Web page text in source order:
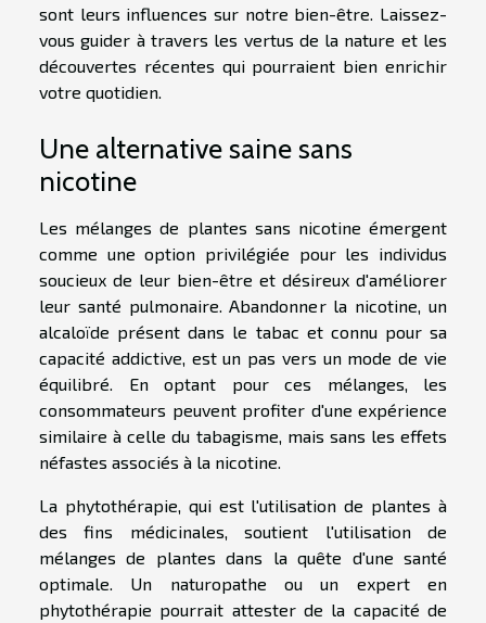
sont leurs influences sur notre bien-être. Laissez-
vous guider à travers les vertus de la nature et les
découvertes récentes qui pourraient bien enrichir
votre quotidien.
Une alternative saine sans
nicotine
Les mélanges de plantes sans nicotine émergent
comme une option privilégiée pour les individus
soucieux de leur bien-être et désireux d'améliorer
leur santé pulmonaire. Abandonner la nicotine, un
alcaloïde présent dans le tabac et connu pour sa
capacité addictive, est un pas vers un mode de vie
équilibré. En optant pour ces mélanges, les
consommateurs peuvent profiter d'une expérience
similaire à celle du tabagisme, mais sans les effets
néfastes associés à la nicotine.
La phytothérapie, qui est l'utilisation de plantes à
des fins médicinales, soutient l'utilisation de
mélanges de plantes dans la quête d'une santé
optimale. Un naturopathe ou un expert en
phytothérapie pourrait attester de la capacité de